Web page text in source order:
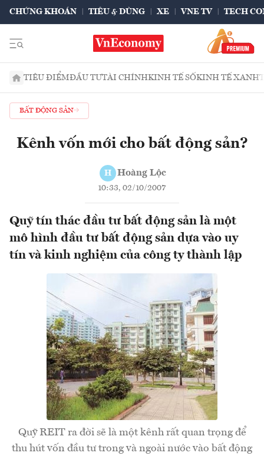
CHỨNG KHOÁN TIÊU & DÙNG XE VNE TV TECH
TIÊU ĐIỂMĐẦU TƯTÀI CHÍNHKINH TẾ SỐKINH TẾ XANH
BẤT ĐỘNG SẢN
Kênh vốn mới cho bất động sản?
H Hoàng Lộc
10:33, 02/10/2007
Quỹ tín thác đầu tư bất động sản là một
mô hình đầu tư bất động sản dựa vào uy
tín và kinh nghiệm của công ty thành lập
Quỹ REIT ra đời sẽ là một kênh rất quan trọng để
thu hút vốn đầu tư trong và ngoài nước vào bất động